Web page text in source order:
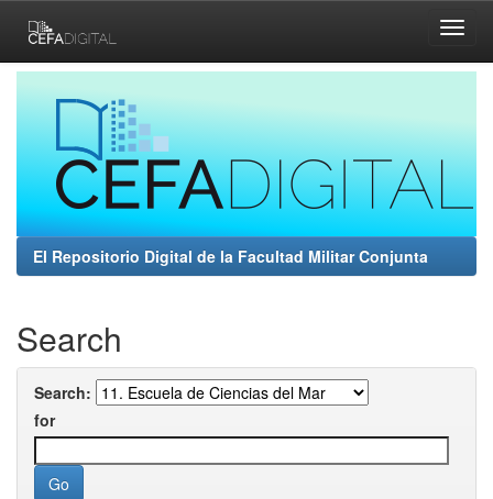
navigation
El Repositorio Digital de la Facultad Militar Conjunta
Search
Search:
for